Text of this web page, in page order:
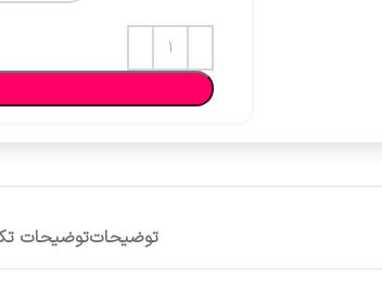
توضیحاتتوضیحات